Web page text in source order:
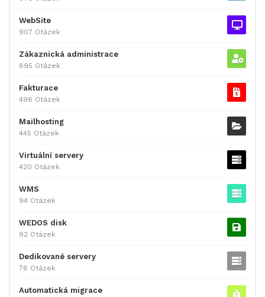
WebSite
907 Otázek
Zákaznická administrace
895 Otázek
Fakturace
496 Otázek
Mailhosting
445 Otázek
Virtuální servery
420 Otázek
WMS
94 Otázek
WEDOS disk
92 Otázek
Dedikované servery
76 Otázek
Automatická migrace